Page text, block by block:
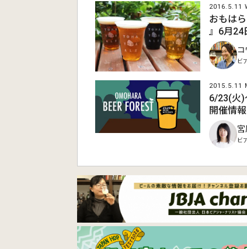
2016.5.11
おもは
』6月24
コ
ビ
2015.5.11
6/23(火)
開催情報
ビ